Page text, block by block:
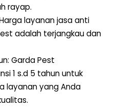
rayap.
layanan jasa anti
adalah terjangkau dan
Garda Pest
1 s.d 5 tahun untuk
layanan yang Anda